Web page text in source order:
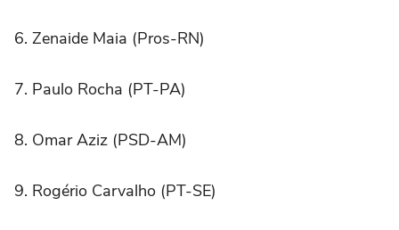
6. Zenaide Maia (Pros-RN)
7. Paulo Rocha (PT-PA)
8. Omar Aziz (PSD-AM)
9. Rogério Carvalho (PT-SE)